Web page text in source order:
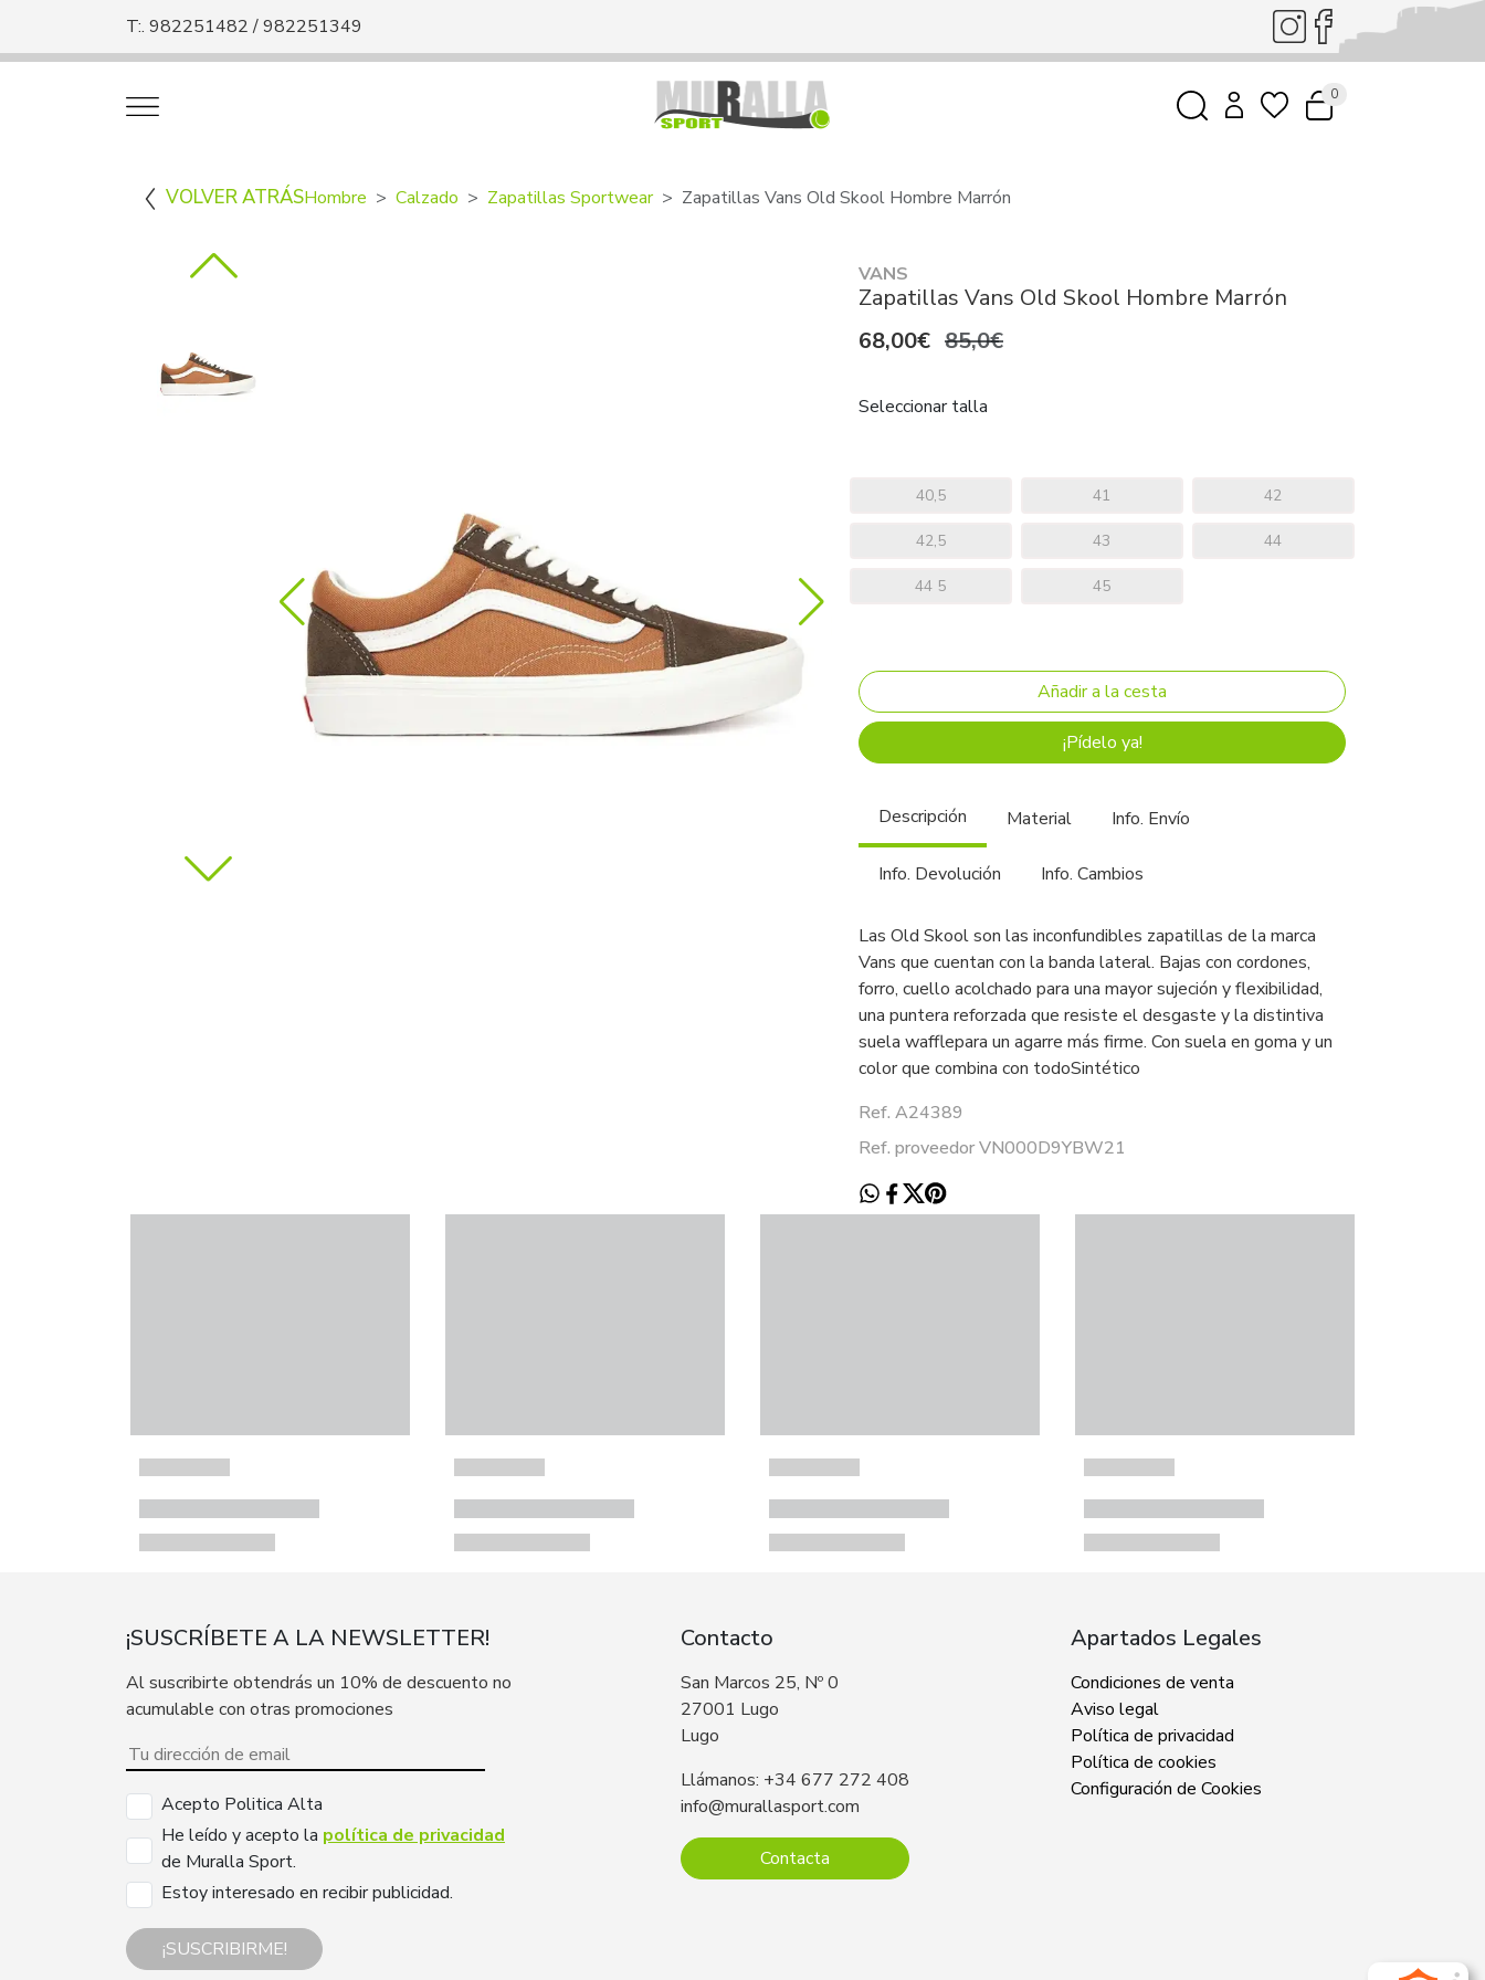
T:. 982251482 / 982251349
0
VOLVER ATRÁSHombre Calzado Zapatillas Sportwear Zapatillas Vans Old Skool Hombre Marrón
VANS
Zapatillas Vans Old Skool Hombre Marrón
68,00€ 85,0€
Seleccionar talla
40,5 41 42
42,5 43 44
44 5 45
¡Pídelo ya!
Descripción Material Info. Envío
Info. Devolución Info. Cambios
Las Old Skool son las inconfundibles zapatillas de la marca
Vans que cuentan con la banda lateral. Bajas con cordones,
forro, cuello acolchado para una mayor sujeción y flexibilidad,
una puntera reforzada que resiste el desgaste y la distintiva
suela wafflepara un agarre más firme. Con suela en goma y un
color que combina con todoSintético
Ref. A24389
Ref. proveedor VN000D9YBW21
¡SUSCRÍBETE A LA NEWSLETTER!
Al suscribirte obtendrás un 10% de descuento no
acumulable con otras promociones
Acepto Politica Alta
He leído y acepto la política de privacidad
de Muralla Sport.
Estoy interesado en recibir publicidad.
¡SUSCRIBIRME!
Contacto
San Marcos 25, Nº 0
27001 Lugo
Lugo
Llámanos: +34 677 272 408
info@murallasport.com
Contacta
Apartados Legales
Condiciones de venta
Aviso legal
Política de privacidad
Política de cookies
Configuración de Cookies